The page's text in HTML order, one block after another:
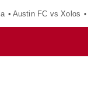
Austin FC vs Xolos